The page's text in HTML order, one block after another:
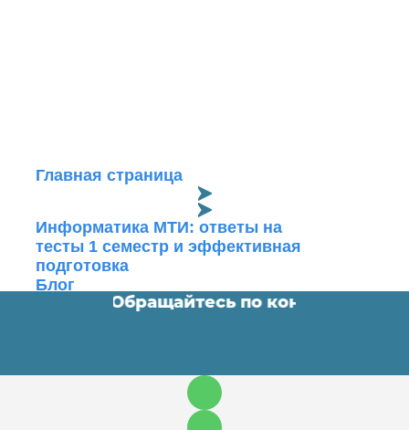
Главная страница
Информатика МТИ: ответы на
тесты 1 семестр и эффективная
подготовка
Блог
работы. Обращайтесь по контактам ⬇️